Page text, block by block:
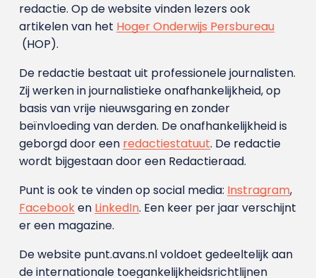
redactie. Op de website vinden lezers ook
artikelen van het Hoger Onderwijs Persbureau
(HOP).
De redactie bestaat uit professionele journalisten.
Zij werken in journalistieke onafhankelijkheid, op
basis van vrije nieuwsgaring en zonder
beïnvloeding van derden. De onafhankelijkheid is
geborgd door een redactiestatuut. De redactie
wordt bijgestaan door een Redactieraad.
Punt is ook te vinden op social media: Instragram,
Facebooken LinkedIn. Een keer per jaar verschijnt
er een magazine.
De website punt.avans.nl voldoet gedeeltelijk aan
de internationale toegankelijkheidsrichtlijnen